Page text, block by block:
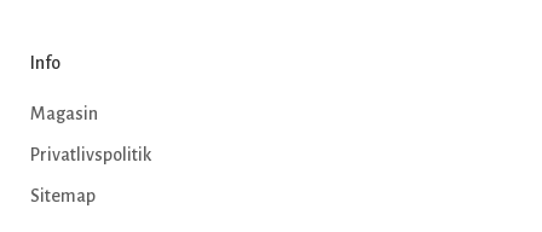
Info
Magasin
Privatlivspolitik
Sitemap